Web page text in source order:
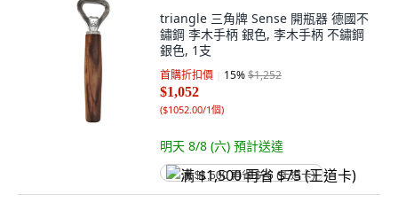
triangle 三角牌 Sense 開瓶器 德國不
鏽鋼 李木手柄 銀色, 李木手柄 不鏽鋼
銀色, 1支
首購折扣價 15%$1,252
$1,052
($1052.00/1個)
明天 8/8 (六) 預計送達
满 $1,500 再省 $75 (王道卡)